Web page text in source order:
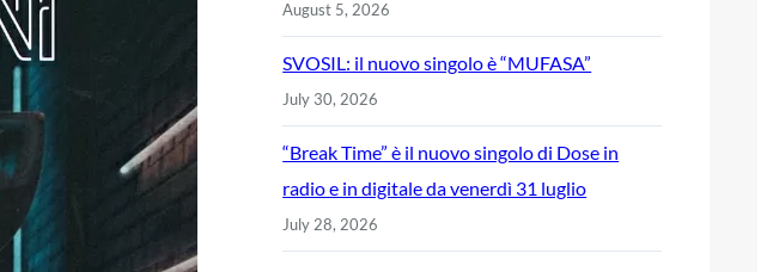
August 5, 2026
SVOSIL: il nuovo singolo è “MUFASA”
July 30, 2026
“Break Time” è il nuovo singolo di Dose in
radio e in digitale da venerdì 31 luglio
July 28, 2026